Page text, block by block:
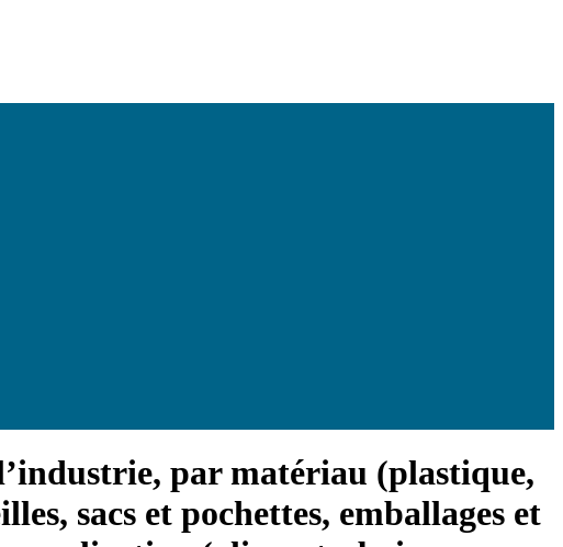
par matériau (plastique,
sacs et pochettes, emballages et